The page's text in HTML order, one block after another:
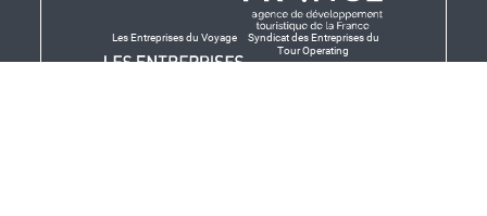
Les Entreprises du Voyage
Syndicat des Entreprises du
Tour Operating